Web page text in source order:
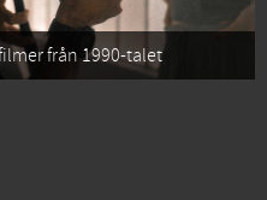
från 1990-talet